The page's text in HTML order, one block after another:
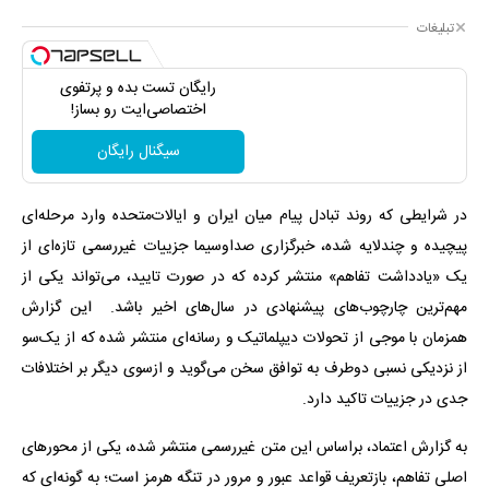
تبلیغات
رایگان تست بده و پرتفوی
اختصاصی‌ایت رو بساز!
سیگنال رایگان
در شرایطی که روند تبادل پیام میان ایران و ایالات‌متحده وارد مرحله‌ای
پیچیده و چندلایه شده، خبرگزاری صداوسیما جزییات غیررسمی تازه‌ای از
یک «یادداشت تفاهم» منتشر کرده که در صورت تایید، می‌تواند یکی از
مهم‌ترین چارچوب‌های پیشنهادی در سال‌های اخیر باشد. این گزارش
همزمان با موجی از تحولات دیپلماتیک و رسانه‌ای منتشر شده که از یک‌سو
از نزدیکی نسبی دوطرف به توافق سخن می‌گوید و ازسوی دیگر بر اختلافات
جدی در جزییات تاکید دارد.
به گزارش اعتماد، براساس این متن غیررسمی منتشر شده، یکی از محورهای
اصلی تفاهم، بازتعریف قواعد عبور و مرور در تنگه هرمز است؛ به‌ گونه‌ای که